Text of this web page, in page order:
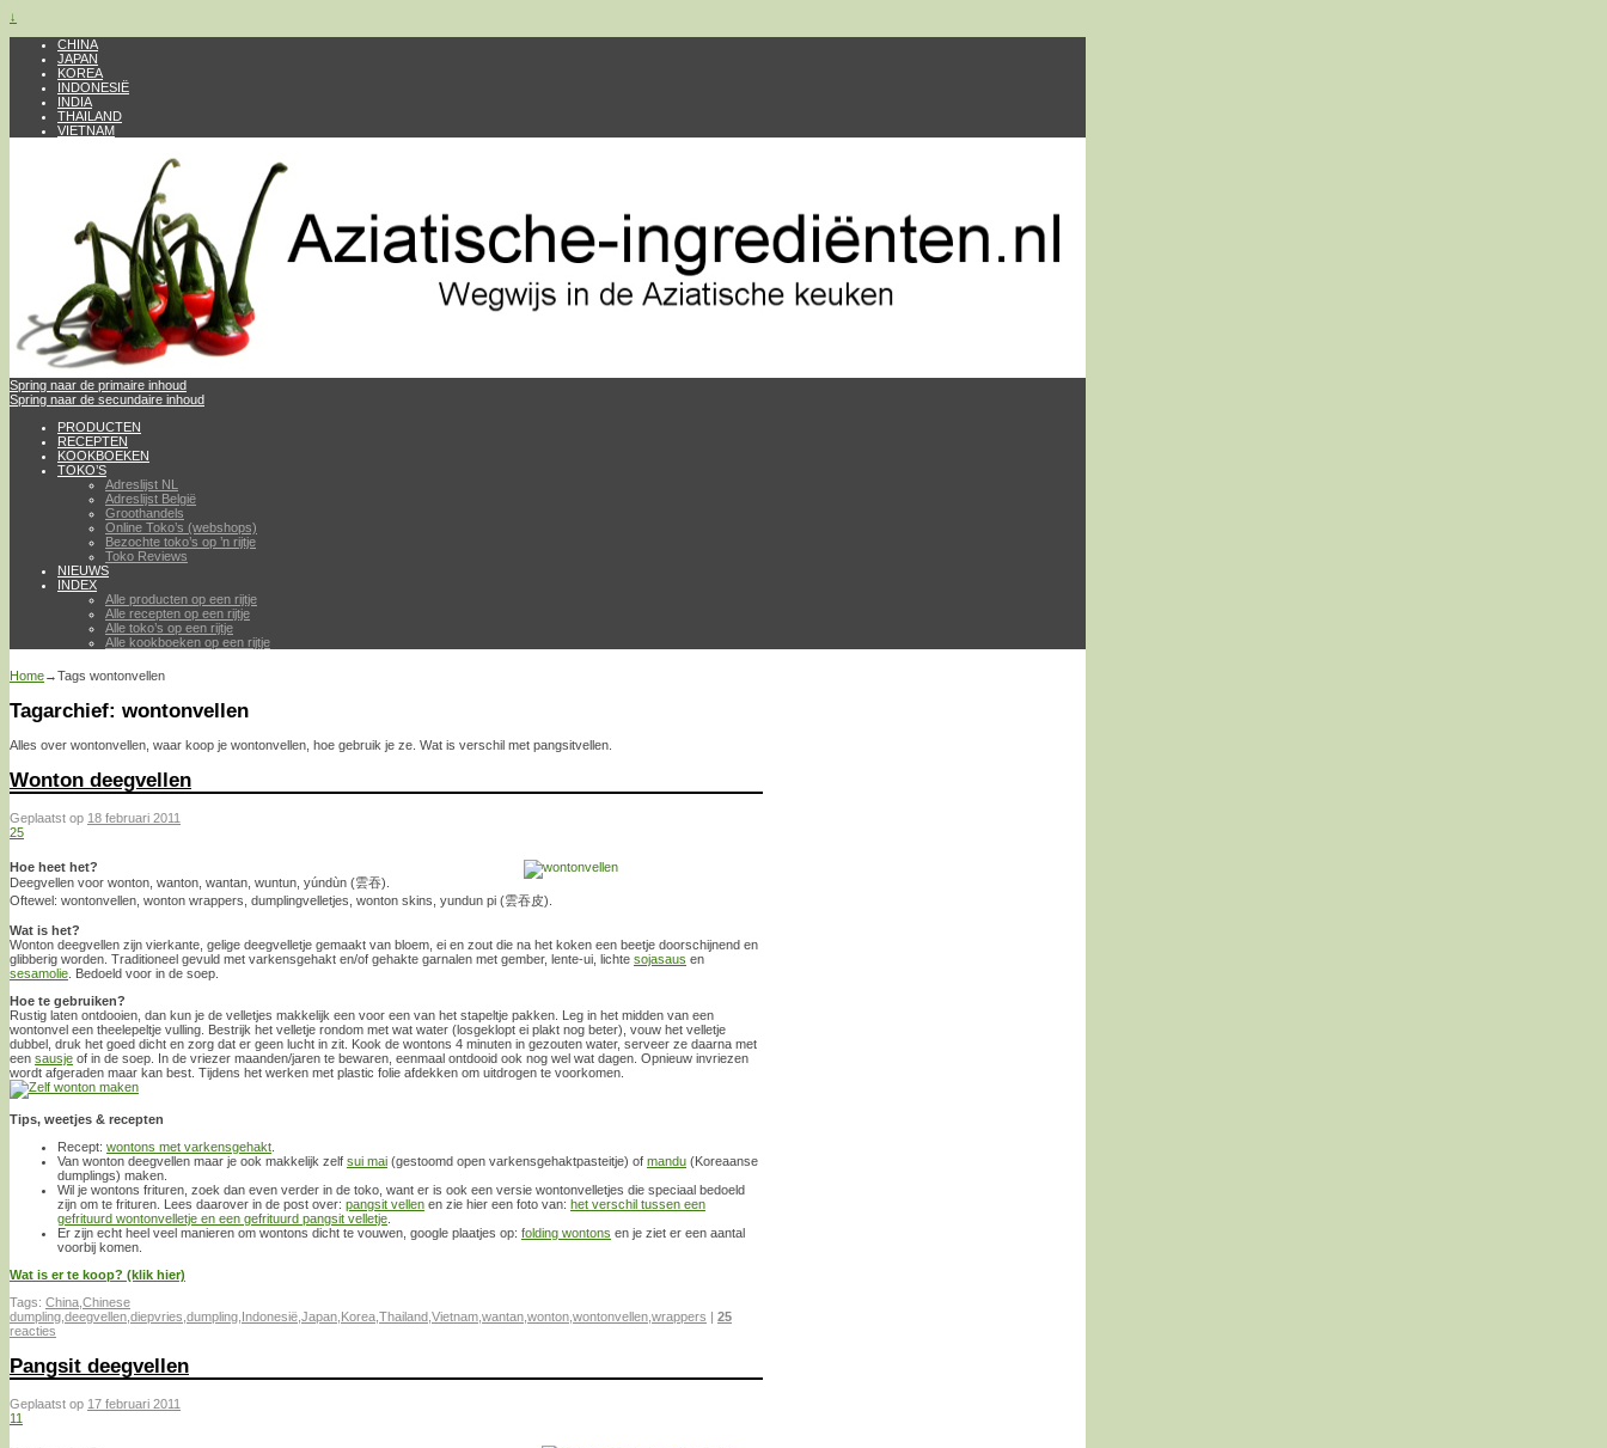
↓
CHINA
JAPAN
KOREA
INDONESIË
INDIA
THAILAND
VIETNAM
Spring naar de primaire inhoud
Spring naar de secundaire inhoud
PRODUCTEN
RECEPTEN
KOOKBOEKEN
TOKO’S
Adreslijst NL
Adreslijst België
Groothandels
Online Toko’s (webshops)
Bezochte toko’s op ’n rijtje
Toko Reviews
NIEUWS
INDEX
Alle producten op een rijtje
Alle recepten op een rijtje
Alle toko’s op een rijtje
Alle kookboeken op een rijtje
Home→Tags wontonvellen
Tagarchief: wontonvellen
Alles over wontonvellen, waar koop je wontonvellen, hoe gebruik je ze. Wat is verschil met pangsitvellen.
Wonton deegvellen
Geplaatst op 18 februari 2011
25
Hoe heet het?
Deegvellen voor wonton, wanton, wantan, wuntun, yúndùn (雲吞).
Oftewel: wontonvellen, wonton wrappers, dumplingvelletjes, wonton skins, yundun pi (雲吞皮).
Wat is het?
Wonton deegvellen zijn vierkante, gelige deegvelletje gemaakt van bloem, ei en zout die na het koken een beetje doorschijnend en
glibberig worden. Traditioneel gevuld met varkensgehakt en/of gehakte garnalen met gember, lente-ui, lichte sojasaus en
sesamolie . Bedoeld voor in de soep.
Hoe te gebruiken?
Rustig laten ontdooien, dan kun je de velletjes makkelijk een voor een van het stapeltje pakken. Leg in het midden van een
wontonvel een theelepeltje vulling. Bestrijk het velletje rondom met wat water (losgeklopt ei plakt nog beter), vouw het velletje
dubbel, druk het goed dicht en zorg dat er geen lucht in zit. Kook de wontons 4 minuten in gezouten water, serveer ze daarna met
een sausje of in de soep. In de vriezer maanden/jaren te bewaren, eenmaal ontdooid ook nog wel wat dagen. Opnieuw invriezen
wordt afgeraden maar kan best. Tijdens het werken met plastic folie afdekken om uitdrogen te voorkomen.
Tips, weetjes & recepten
Recept: wontons met varkensgehakt
Van wonton deegvellen maar je ook makkelijk zelf sui mai (gestoomd open varkensgehaktpasteitje) of mandu (Koreaanse
dumplings) maken.
Wil je wontons frituren, zoek dan even verder in de toko, want er is ook een versie wontonvelletjes die speciaal bedoeld
zijn om te frituren. Lees daarover in de post over: pangsit vellen en zie hier een foto van: het verschil tussen een
gefrituurd wontonvelletje en een gefrituurd pangsit velletje
Er zijn echt heel veel manieren om wontons dicht te vouwen, google plaatjes op: folding wontons en je ziet er een aantal
voorbij komen.
Wat is er te koop? (klik hier)
Tags: China Chinese
dumpling deegvellen diepvries dumpling Indonesië Japan Korea Thailand Vietnam wantan wonton wontonvellen wrappers
25
reacties
Pangsit deegvellen
Geplaatst op 17 februari 2011
11